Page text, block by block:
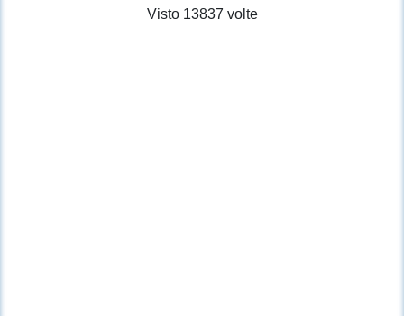
Visto 13837 volte